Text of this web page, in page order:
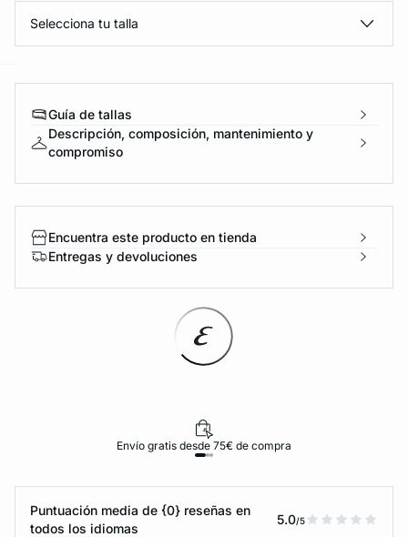
Selecciona tu talla
Guía de tallas
Descripción, composición, mantenimiento y
compromiso
Encuentra este producto en tienda
Entregas y devoluciones
Envío gratis desde 75€ de compra
Puntuación media de {0} reseñas en
todos los idiomas
5.0/5